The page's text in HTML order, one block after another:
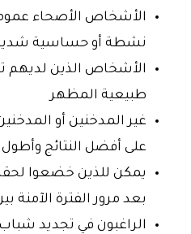
الأشخاص الأصحاء
نشطة أو حساسية
الأشخاص الذين لديهم
طبيعية المظهر
غير المدخنين أو
على أفضل النتائج وأطول
يمكن للذين خضعوا
بعد مرور الفترة الآمنة
الراغبون في تجديد